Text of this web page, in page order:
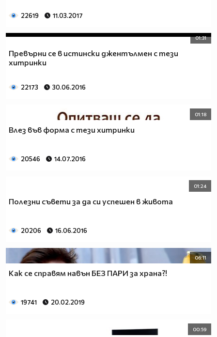
22619 11.03.2017
01:31
Превърни се в истински джентълмен с тези
хитринки
22173 30.06.2016
01:18
Влез във форма с тези хитринки
20546 14.07.2016
01:24
Полезни съвети за да си успешен в живота
20206 16.06.2016
06:11
Как се справям навън БЕЗ ПАРИ за храна?!
19741 20.02.2019
00:59